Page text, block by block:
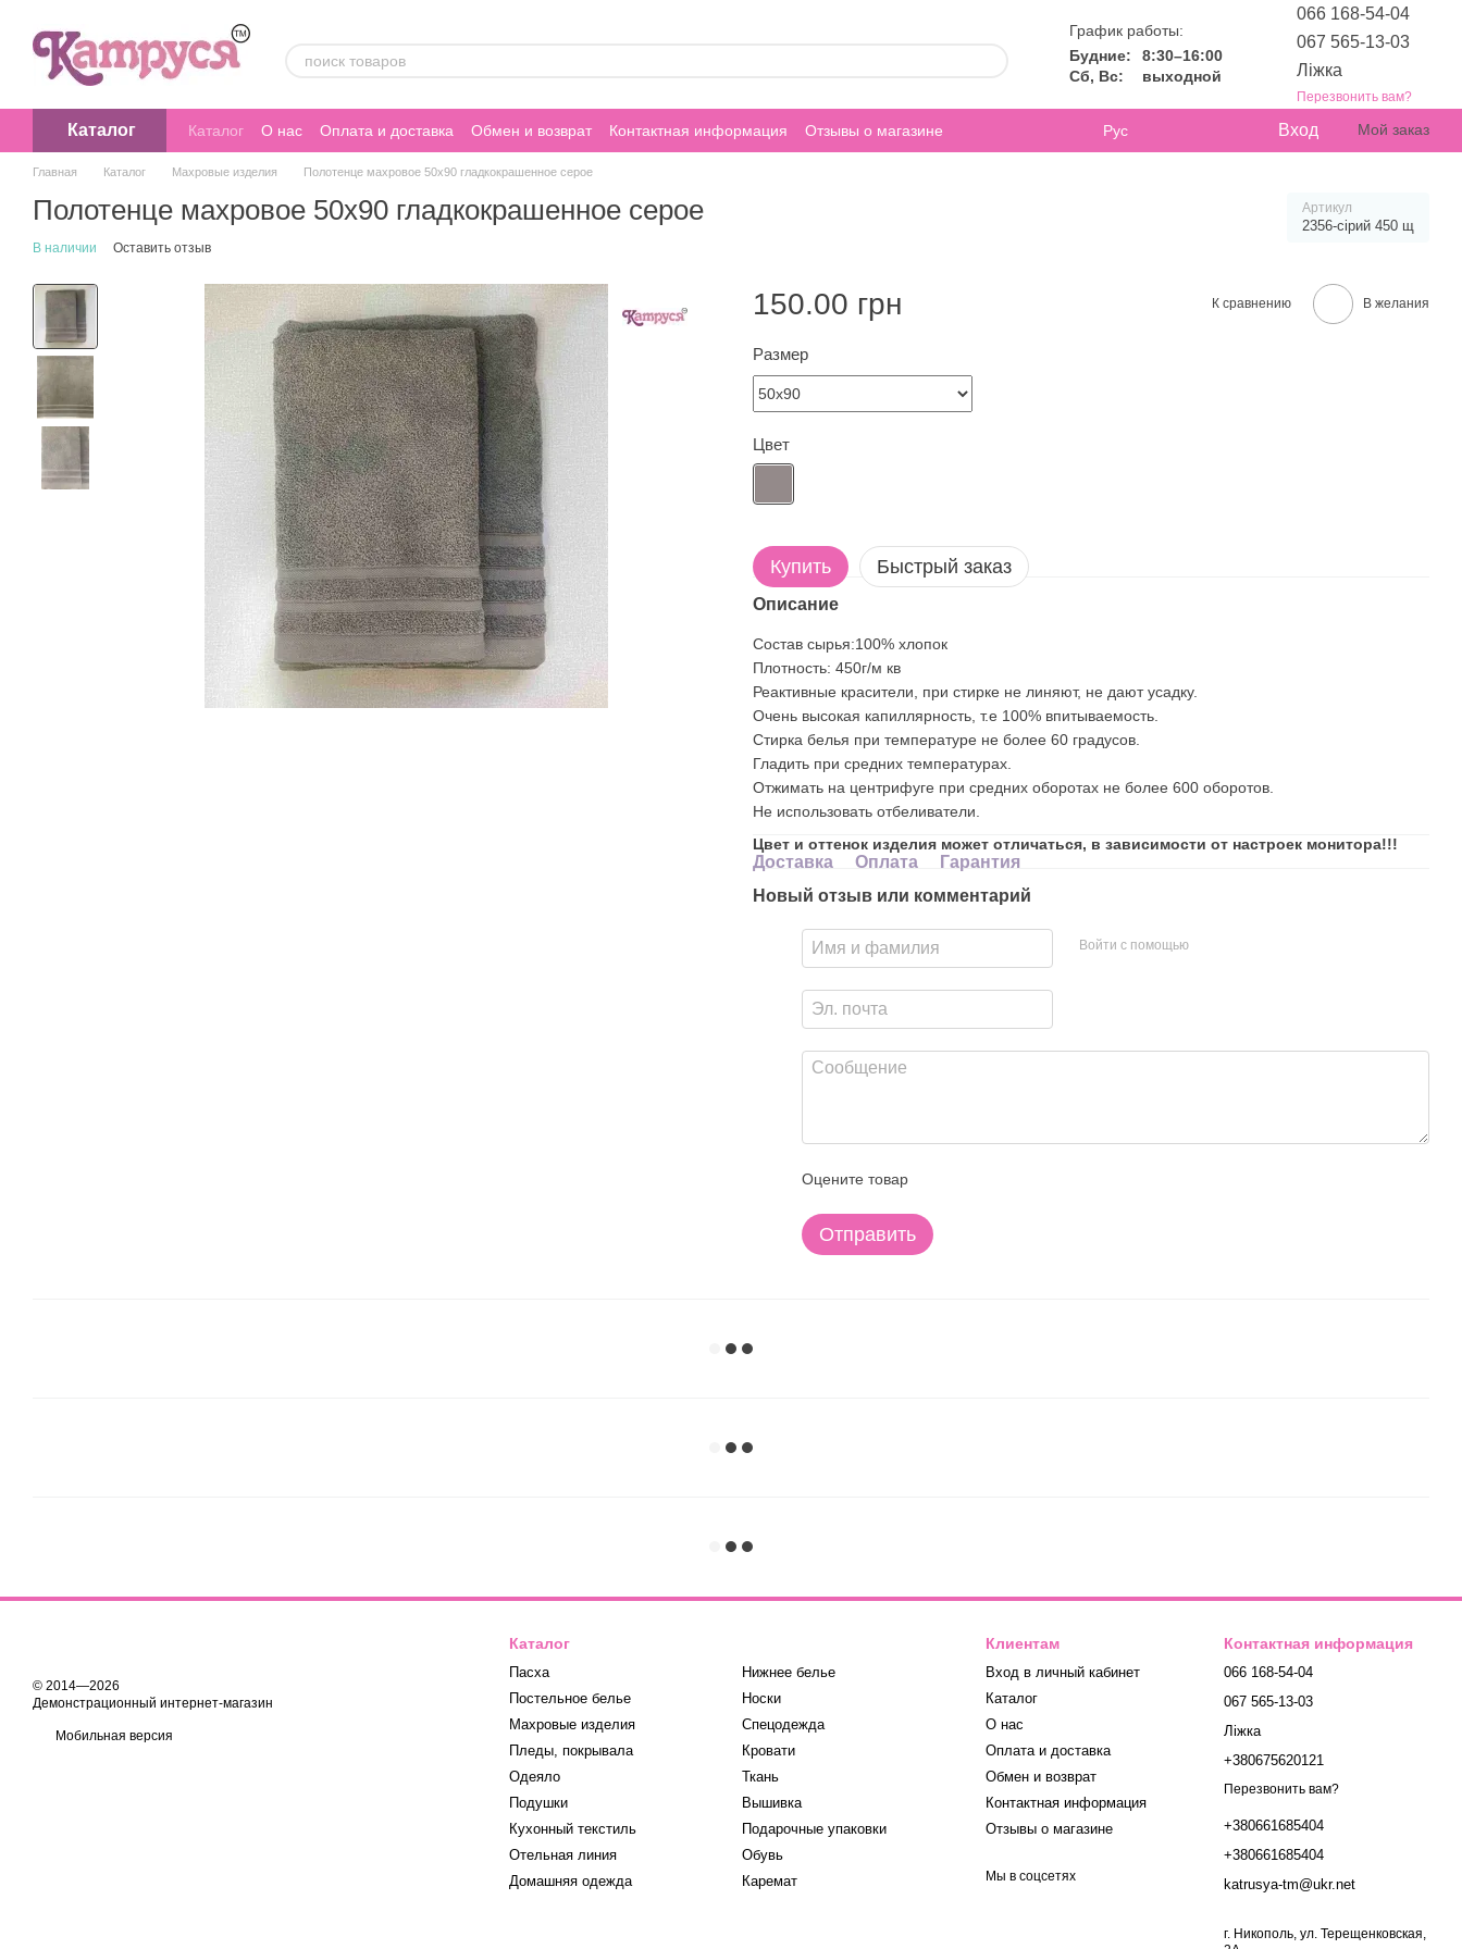
График работы:
Будние:
8:30–16:00
Сб, Вс:
выходной
066 168-54-04
067 565-13-03
Ліжка
Перезвонить вам?
Каталог Каталог О нас Оплата и доставка Обмен и возврат Контактная информация Отзывы о магазине Рус Вход Мой заказ
Главная Каталог Махровые изделия Полотенце махровое 50х90 гладкокрашенное серое
Полотенце махровое 50х90 гладкокрашенное серое Артикул
2356-сірий 450 щ
В наличии Оставить отзыв
150.00 грн К сравнению В желания
Размер
Цвет
Купить Быстрый заказ
Описание
Состав сырья:100% хлопок
Плотность: 450г/м кв
Реактивные красители, при стирке не линяют, не дают усадку.
Очень высокая капиллярность, т.е 100% впитываемость.
Стирка белья при температуре не более 60 градусов.
Гладить при средних температурах.
Отжимать на центрифуге при средних оборотах не более 600 оборотов.
Не использовать отбеливатели.
Цвет и оттенок изделия может отличаться, в зависимости от настроек монитора!!!
Доставка Оплата
Гарантия
Новый отзыв или комментарий
Войти с помощью
Оцените товар
Отправить
© 2014—2026
Демонстрационный интернет-магазин
Мобильная версия
Каталог
Пасха
Постельное белье
Махровые изделия
Пледы, покрывала
Одеяло
Подушки
Кухонный текстиль
Отельная линия
Домашняя одежда
Нижнее белье
Носки
Спецодежда
Кровати
Ткань
Вышивка
Подарочные упаковки
Обувь
Каремат
Клиентам
Вход в личный кабинет
Каталог
О нас
Оплата и доставка
Обмен и возврат
Контактная информация
Отзывы о магазине
Мы в соцсетях
Контактная информация
066 168-54-04
067 565-13-03
Ліжка
+380675620121
Перезвонить вам?
+380661685404
+380661685404
katrusya-tm@ukr.net
г. Никополь, ул. Терещенковская,